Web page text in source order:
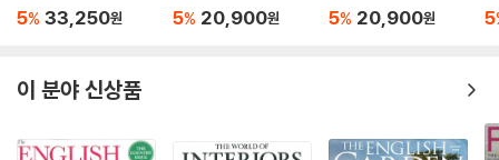
5% 33,250원 5% 20,900원 5% 20,900원 5
이 분야 신상품